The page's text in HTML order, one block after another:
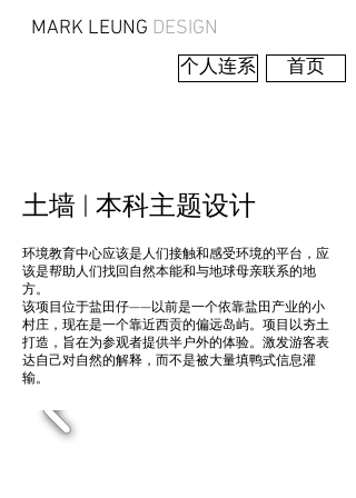
MARK LEUNG DESIGN
首页
个人连系
土墙 | 本科主题设计
环境教育中心应该是人们接触和感受环境的平台，应
该是帮助人们找回自然本能和与地球母亲联系的地
方。
该项目位于盐田仔——以前是一个依靠盐田产业的小
村庄，现在是一个靠近西贡的偏远岛屿。项目以夯土
打造，旨在为参观者提供半户外的体验。激发游客表
达自己对自然的解释，而不是被大量填鸭式信息灌
输。